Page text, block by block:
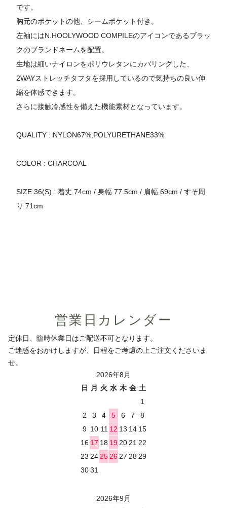
です。
胸元のポケットの他、シームポケット付き。
左袖にはN.HOOLYWOOD COMPILEのアイコンであるブラッ
クのブランドネームを配置。
生地は細いナイロンをポリウレタンにカバリングした、
2WAYストレッチタフタを採用しているので気持ちの良い伸
縮を体感できます。
さらに接触冷感性を備えた機能素材となっています。
QUALITY : NYLON67%,POLYURETHANE33%
COLOR : CHARCOAL
SIZE 36(S) : 着丈 74cm / 身幅 77.5cm / 肩幅 69cm / すそ周
り 71cm
営業日カレンダー
定休日、臨時休業日はご配送不可となります。
ご迷惑をおかけしますが、日程をご考慮の上ご注文くださいま
せ。
2026年8月
日
月 火 水 木 金 土
1
2
3 4 5 6 7
8
9 10 11 12 13 14 15
16 17 18 19 20 21 22
23 24 25 26 27 28 29
3031
2026年9月